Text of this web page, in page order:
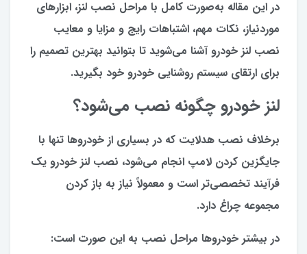
در این مقاله به‌صورت کامل با مراحل نصب لنز، ابزارهای
موردنیاز، نکات مهم، اشتباهات رایج و مزایا و معایب
نصب لنز خودرو آشنا می‌شوید تا بتوانید بهترین تصمیم را
برای ارتقای سیستم روشنایی خودرو خود بگیرید.
لنز خودرو چگونه نصب می‌شود؟
برخلاف نصب هدلایت که در بسیاری از خودروها تنها با
جایگزین کردن لامپ انجام می‌شود، نصب لنز خودرو یک
فرآیند تخصصی‌تر است و معمولاً نیاز به باز کردن
مجموعه چراغ دارد.
در بیشتر خودروها مراحل نصب به این صورت است: